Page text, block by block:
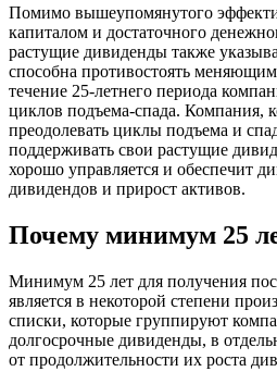
Помимо вышеупомянутого
капиталом и достаточного
растущие дивиденды также
способна противостоять
течение 25-летнего периода
циклов подъема-спада. Компания,
преодолевать циклы подъема и
поддерживать свои растущие
хорошо управляется и обеспечит
дивидендов и прирост активов.
Почему минимум 25
Минимум 25 лет для получения
является в некоторой степени
списки, которые группируют
долгосрочные дивиденды, в
от продолжительности их роста